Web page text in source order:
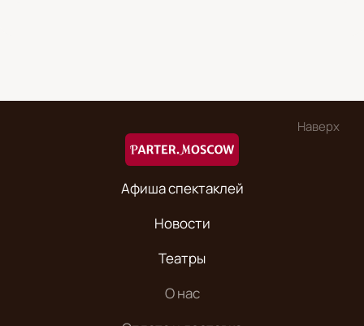
Наверх
Афиша спектаклей
Новости
Театры
О нас